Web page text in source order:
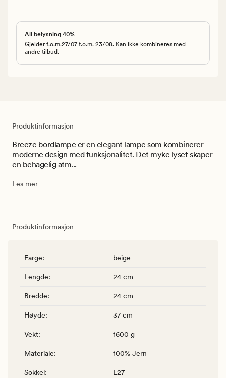
All belysning 40%
Gjelder f.o.m.27/07 t.o.m. 23/08. Kan ikke kombineres med
andre tilbud.
Produktinformasjon
Breeze bordlampe er en elegant lampe som kombinerer
moderne design med funksjonalitet. Det myke lyset skaper
en behagelig atm...
Les mer
Produktinformasjon
Farge: beige
Lengde: 24 cm
Bredde: 24 cm
Høyde: 37 cm
Vekt: 1600 g
Materiale: 100% Jern
Sokkel: E27